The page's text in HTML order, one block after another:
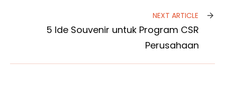
NEXT ARTICLE
5 Ide Souvenir untuk Program CSR
Perusahaan